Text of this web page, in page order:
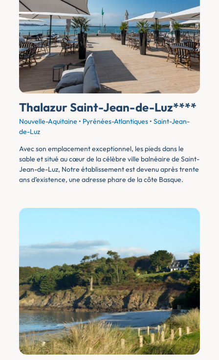
Thalazur Saint-Jean-de-Luz****
Nouvelle-Aquitaine • Pyrénées-Atlantiques •Saint-Jean-
de-Luz
Avec son emplacement exceptionnel, les pieds dans le
sable et situé au cœur de la célèbre ville balnéaire de Saint-
Jean-de-Luz, Notre établissement est devenu après trente
ans d’existence, une adresse phare de la côte Basque.